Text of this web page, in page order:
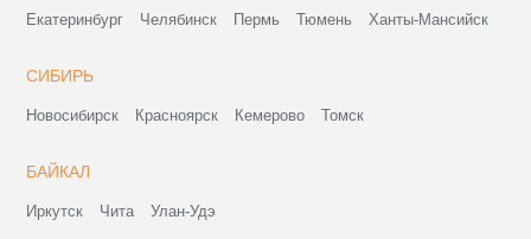
Екатеринбург Челябинск Пермь Тюмень Ханты-Мансийск
СИБИРЬ
Новосибирск Красноярск Кемерово Томск
БАЙКАЛ
Иркутск Чита Улан-Удэ